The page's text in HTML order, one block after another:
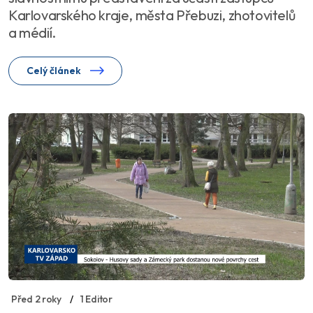
Karlovarského kraje, města Přebuzi, zhotovitelů
a médií.
Celý článek
Před 2 roky 1 Editor